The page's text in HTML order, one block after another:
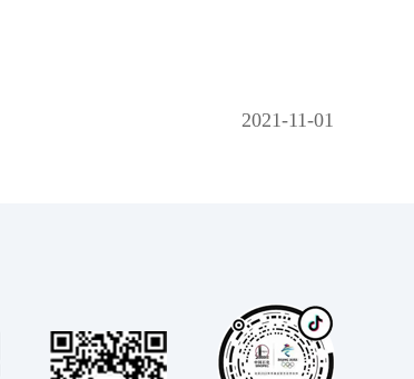
2021-11-01